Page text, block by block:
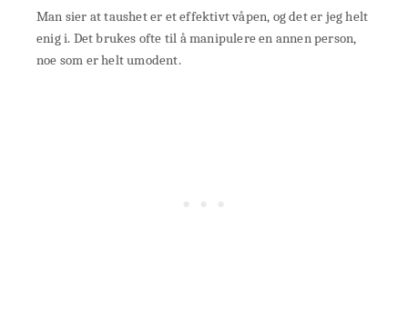
Man sier at taushet er et effektivt våpen, og det er jeg helt
enig i. Det brukes ofte til å manipulere en annen person,
noe som er helt umodent.